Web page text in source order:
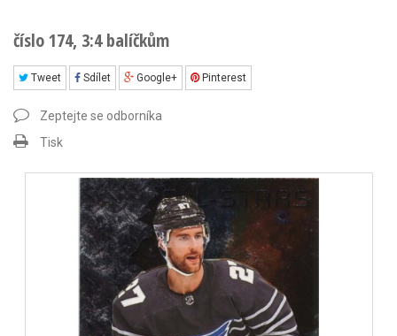
číslo 174, 3:4 balíčkům
Tweet Sdílet Google+ Pinterest
Zeptejte se odborníka
Tisk